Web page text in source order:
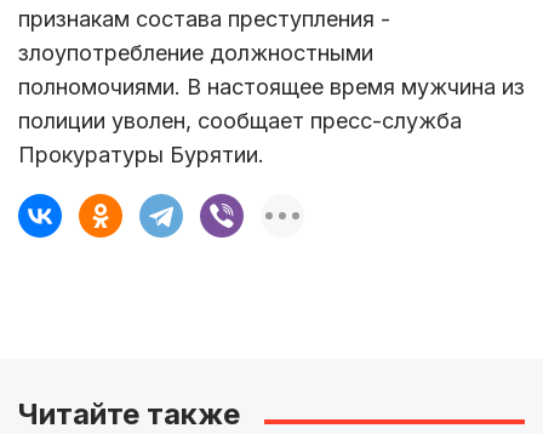
признакам состава преступления -
злоупотребление должностными
полномочиями. В настоящее время мужчина из
полиции уволен, сообщает пресс-служба
Прокуратуры Бурятии.
Читайте также